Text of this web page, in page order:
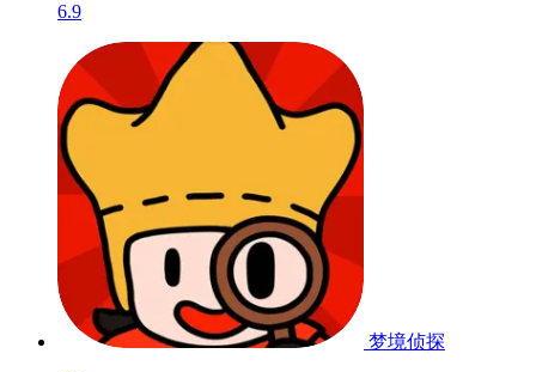
6.9
梦境侦探